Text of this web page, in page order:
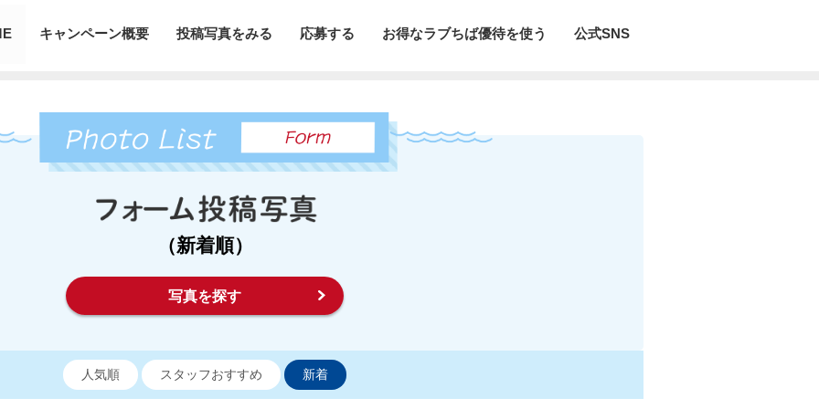
キャンペーン概要 投稿写真をみる 応募する お得なラブちば優待を使う 公式SNS
（新着順）
写真を探す
人気順 スタッフおすすめ 新着